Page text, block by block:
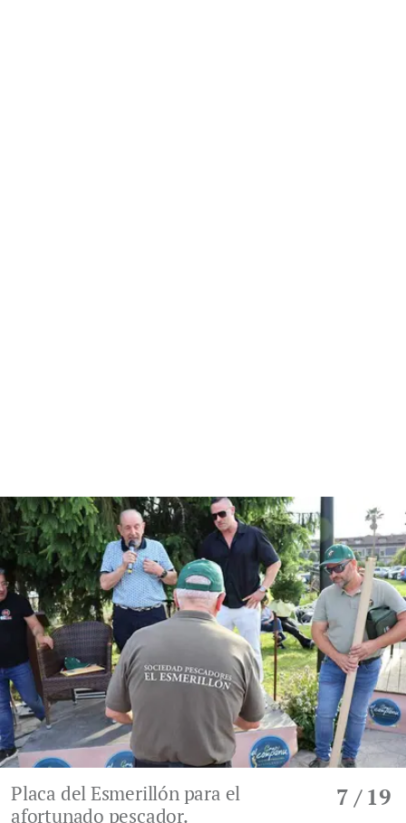
7 / 19
Placa del Esmerillón para el
afortunado pescador.